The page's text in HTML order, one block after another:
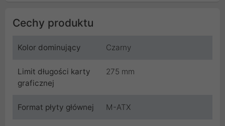
Cechy produktu
Kolor dominujący Czarny
Limit długości karty
graficznej
275 mm
Format płyty głównej M-ATX